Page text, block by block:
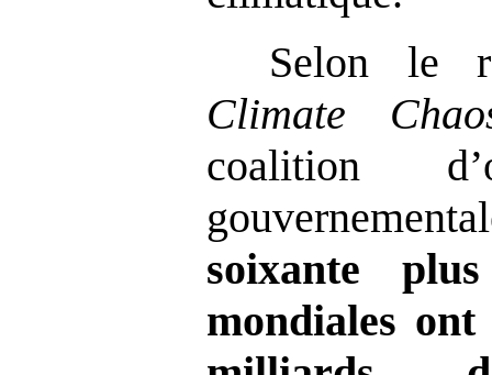
Selon le
Climate
coalition
soixante
mondiales